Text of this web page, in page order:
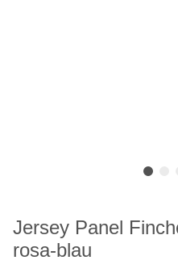
Jersey Panel
rosa-blau